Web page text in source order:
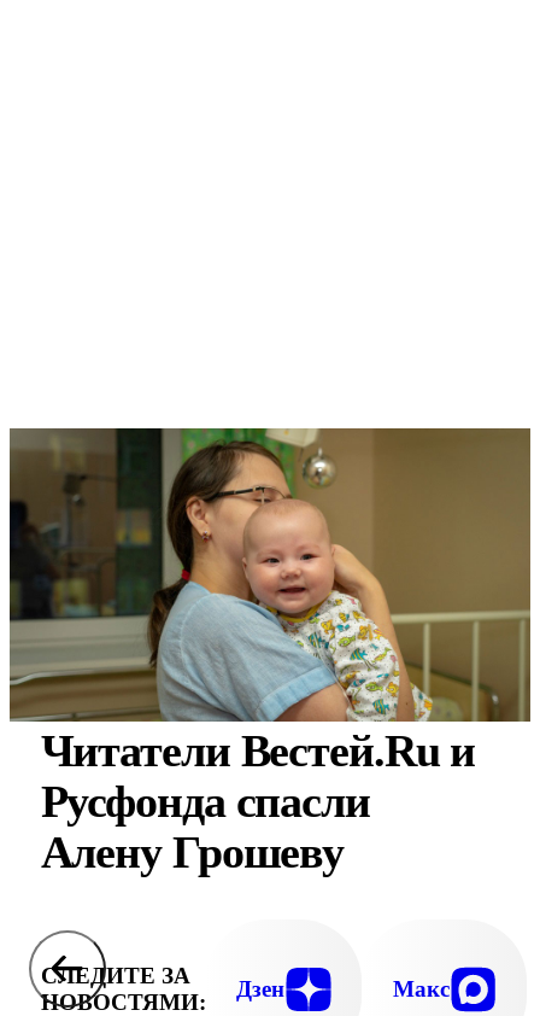
Читатели Вестей.Ru и
Русфонда спасли
Алену Грошеву
СЛЕДИТЕ ЗА
НОВОСТЯМИ:
Дзен Макс